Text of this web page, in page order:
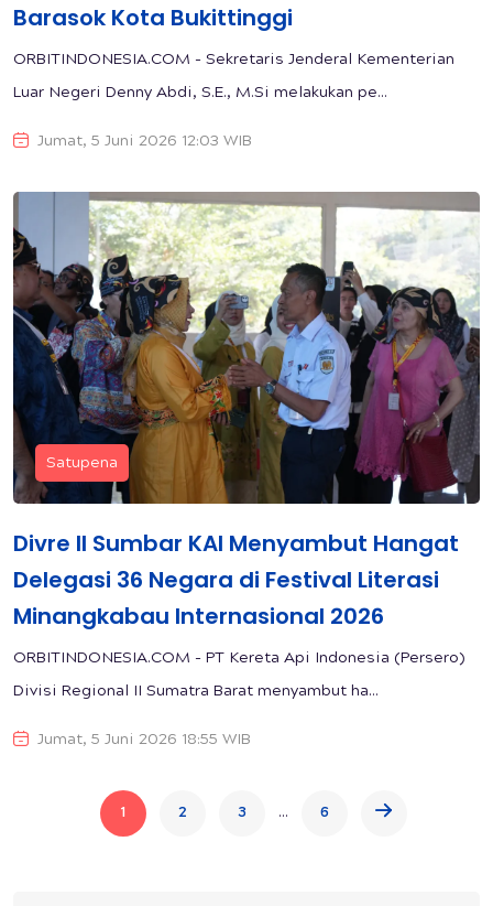
Barasok Kota Bukittinggi
ORBITINDONESIA.COM - Sekretaris Jenderal Kementerian
Luar Negeri Denny Abdi, S.E., M.Si melakukan pe...
Jumat, 5 Juni 2026 12:03 WIB
Satupena
Divre II Sumbar KAI Menyambut Hangat
Delegasi 36 Negara di Festival Literasi
Minangkabau Internasional 2026
ORBITINDONESIA.COM - PT Kereta Api Indonesia (Persero)
Divisi Regional II Sumatra Barat menyambut ha...
Jumat, 5 Juni 2026 18:55 WIB
1 2 3 ... 6